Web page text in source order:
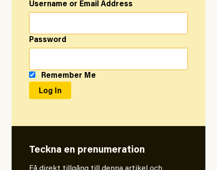
Username or Email Address
Password
Remember Me
Teckna en prenumeration